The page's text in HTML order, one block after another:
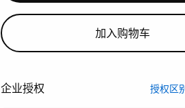
加入购物车
企业授权 授权区